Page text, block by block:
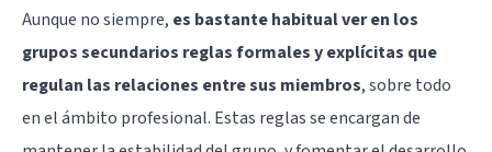
Aunque no siempre, es bastante habitual ver en los
grupos secundarios reglas formales y explícitas que
regulan las relaciones entre sus miembros, sobre todo
en el ámbito profesional. Estas reglas se encargan de